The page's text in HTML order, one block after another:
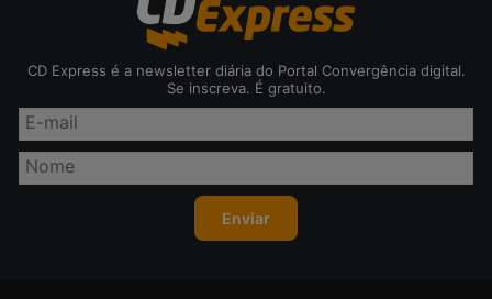
CD Express é a newsletter diária do Portal Convergência digital.
Se inscreva. É gratuito.